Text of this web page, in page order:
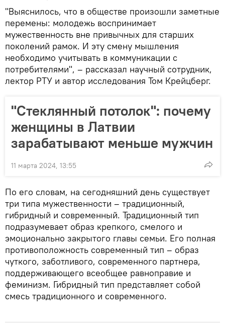
"Выяснилось, что в обществе произошли заметные
перемены: молодежь воспринимает
мужественность вне привычных для старших
поколений рамок. И эту смену мышления
необходимо учитывать в коммуникации с
потребителями", – рассказал научный сотрудник,
лектор РТУ и автор исследования Том Крейцберг.
"Стеклянный потолок": почему
женщины в Латвии
зарабатывают меньше мужчин
11 марта 2024, 13:55
По его словам, на сегодняшний день существует
три типа мужественности – традиционный,
гибридный и современный. Традиционный тип
подразумевает образ крепкого, смелого и
эмоционально закрытого главы семьи. Его полная
противоположность современный тип – образ
чуткого, заботливого, современного партнера,
поддерживающего всеобщее равноправие и
феминизм. Гибридный тип представляет собой
смесь традиционного и современного.